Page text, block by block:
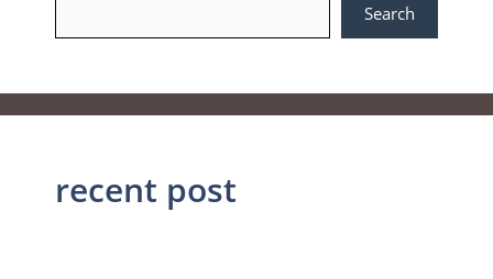
Search
recent post